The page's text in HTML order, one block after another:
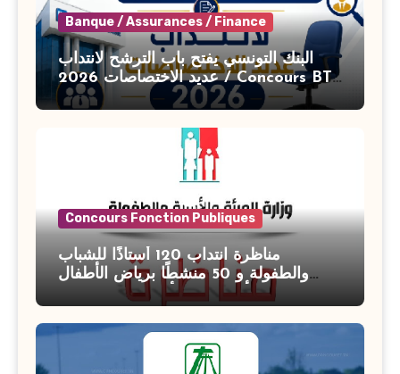
Banque / Assurances / Finance
البنك التونسي يفتح باب الترشح لانتداب
عديد الاختصاصات 2026 / Concours BT
Banque de Tunisie 2026
Concours Fonction Publiques
مناظرة انتداب 120 أستاذًا للشباب
والطفولة و 50 منشطًا برياض الأطفال
بوزارة الأسرة والمرأة والطفولة وكبار
السن آخر أجل للتسجيل : 27 جويلية 2026